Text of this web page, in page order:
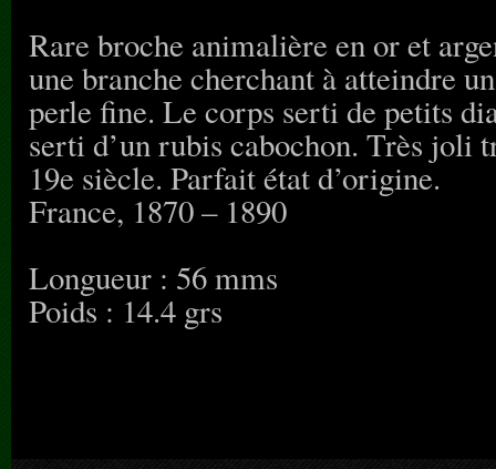
Rare broche animalière en or et
une branche cherchant à atteindre
perle fine. Le corps serti de petits
serti d’un rubis cabochon. Très joli
19e siècle. Parfait état d’origine.
France, 1870 – 1890
Longueur : 56 mms
Poids : 14.4 grs